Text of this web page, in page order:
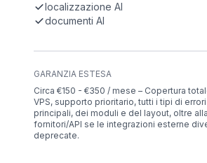
localizzazione AI
documenti AI
GARANZIA ESTESA
Circa €150 - €350 / mese – Copertura
VPS, supporto prioritario, tutti i tipi di
principali, dei moduli e del layout, oltre
fornitori/API se le integrazioni esterne
deprecate.